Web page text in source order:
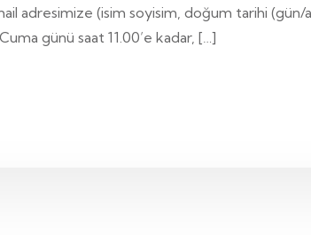
adresimize (isim soyisim, doğum tarihi
günü saat 11.00’e kadar, […]